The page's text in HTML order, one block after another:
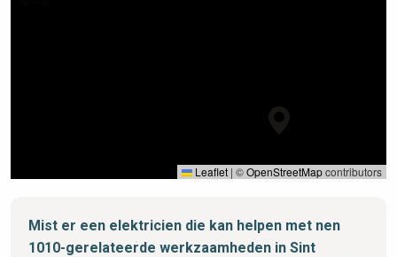
Leaflet | ©OpenStreetMapcontributors
Mist er een elektricien die kan helpen met nen
1010-gerelateerde werkzaamheden in Sint